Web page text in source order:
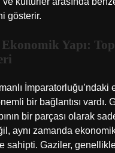
gösterir.
Yapı:
İmparatorluğu’ndaki
bir bağlantısı vardı.
bir parçası olarak
aynı zamanda
sahipti. Gaziler,